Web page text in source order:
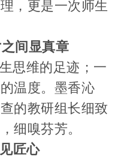
，更是一次师生
间显真章
思维的足迹；一
温度。墨香沁
的教研组长细致
细嗅芬芳。
匠心